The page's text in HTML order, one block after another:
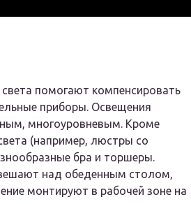
помогают компенсировать
приборы. Освещения
многоуровневым. Кроме
(например, люстры со
бра и торшеры.
над обеденным столом,
монтируют в рабочей зоне на